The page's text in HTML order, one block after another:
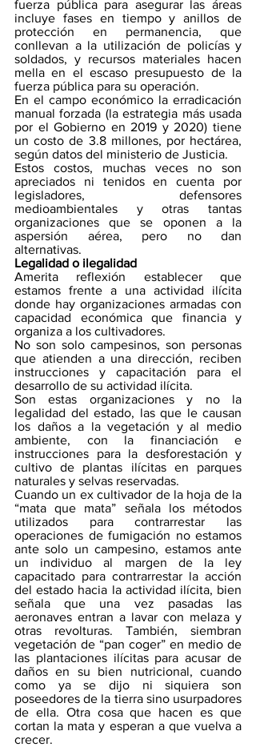
fuerza pública para asegurar las áreas
incluye fases en tiempo y anillos de
protección en permanencia, que
conllevan a la utilización de policías y
soldados, y recursos materiales hacen
mella en el escaso presupuesto de la
fuerza pública para su operación.
En el campo económico la erradicación
manual forzada (la estrategia más usada
por el Gobierno en 2019 y 2020) tiene
un costo de 3.8 millones, por hectárea,
según datos del ministerio de Justicia.
Estos costos, muchas veces no son
apreciados ni tenidos en cuenta por
legisladores, defensores
medioambientales y otras tantas
organizaciones que se oponen a la
aspersión aérea, pero no dan
alternativas.
Legalidad o ilegalidad
Amerita reflexión establecer que
estamos frente a una actividad ilícita
donde hay organizaciones armadas con
capacidad económica que financia y
organiza a los cultivadores.
No son solo campesinos, son personas
que atienden a una dirección, reciben
instrucciones y capacitación para el
desarrollo de su actividad ilícita.
Son estas organizaciones y no la
legalidad del estado, las que le causan
los daños a la vegetación y al medio
ambiente, con la financiación e
instrucciones para la desforestación y
cultivo de plantas ilícitas en parques
naturales y selvas reservadas.
Cuando un ex cultivador de la hoja de la
“mata que mata” señala los métodos
utilizados para contrarrestar las
operaciones de fumigación no estamos
ante solo un campesino, estamos ante
un individuo al margen de la ley
capacitado para contrarrestar la acción
del estado hacia la actividad ilícita, bien
señala que una vez pasadas las
aeronaves entran a lavar con melaza y
otras revolturas. También, siembran
vegetación de “pan coger” en medio de
las plantaciones ilícitas para acusar de
daños en su bien nutricional, cuando
como ya se dijo ni siquiera son
poseedores de la tierra sino usurpadores
de ella. Otra cosa que hacen es que
cortan la mata y esperan a que vuelva a
crecer.